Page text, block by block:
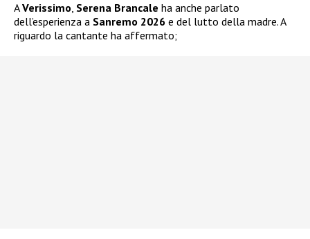
AVerissimo, Serena Brancale ha anche parlato
dell’esperienza a Sanremo 2026 e del lutto della madre. A
riguardo la cantante ha affermato;